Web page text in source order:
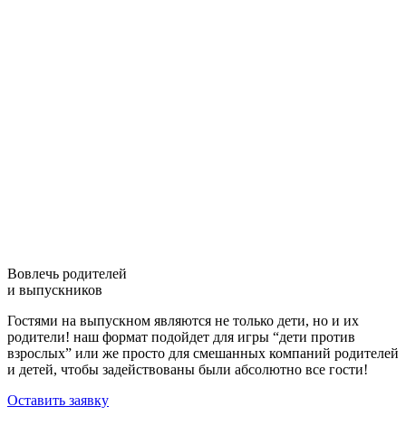
Вовлечь родителей
и выпускников
Гостями на выпускном являются не только дети, но и их
родители! наш формат подойдет для игры “дети против
взрослых” или же просто для смешанных компаний родителей
и детей, чтобы задействованы были абсолютно все гости!
Оставить заявку